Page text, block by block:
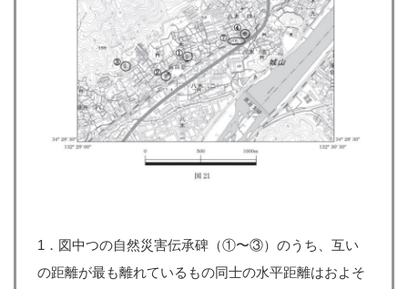
1．図中つの自然災害伝承碑（①〜③）のうち、互い
の距離が最も離れているもの同士の水平距離はおよそ